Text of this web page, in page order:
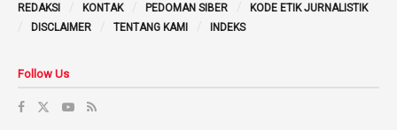
REDAKSI KONTAK PEDOMAN SIBER
KODE ETIK JURNALISTIK
DISCLAIMER
TENTANG KAMI INDEKS
Follow Us